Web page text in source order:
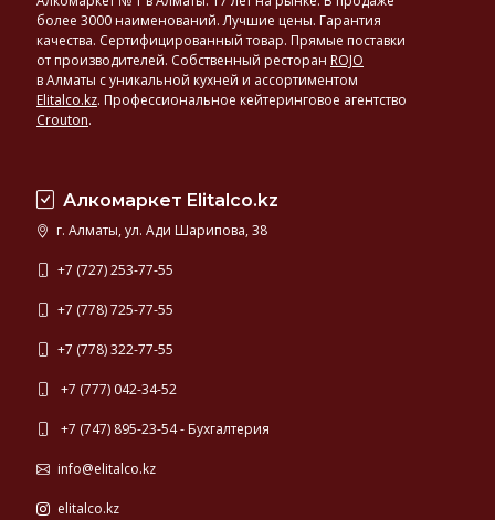
более 3000 наименований. Лучшие цены. Гарантия
качества. Сертифицированный товар. Прямые поставки
от производителей. Собственный ресторан ROJO
в Алматы с уникальной кухней и ассортиментом
Elitalco.kz. Профессиональное кейтеринговое агентство
Crouton.
Алкомаркет Elitalco.kz
г. Алматы, ул. Ади Шарипова, 38
+7 (727) 253-77-55
+7 (778) 725-77-55
+7 (778) 322-77-55
+7 (777) 042-34-52
+7 (747) 895-23-54 - Бухгалтерия
info@elitalco.kz
elitalco.kz